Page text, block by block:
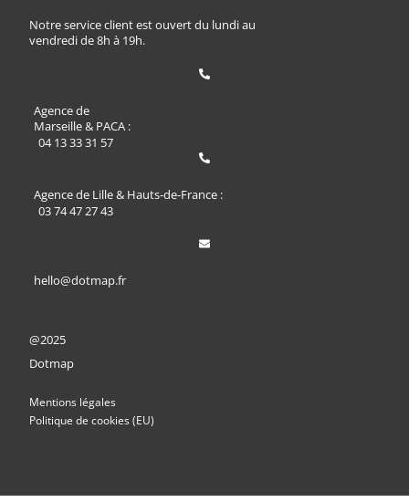
Notre service client est ouvert du lundi au
vendredi de 8h à 19h.
Agence de
Marseille & PACA :
04 13 33 31 57
Agence de Lille & Hauts-de-France :
03 74 47 27 43
hello@dotmap.fr
@2025
Dotmap
Mentions légales
Politique de cookies (EU)